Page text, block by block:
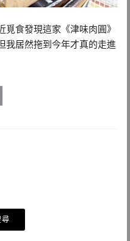
食發現這家《津味肉圓》
我居然拖到今年才真的走進